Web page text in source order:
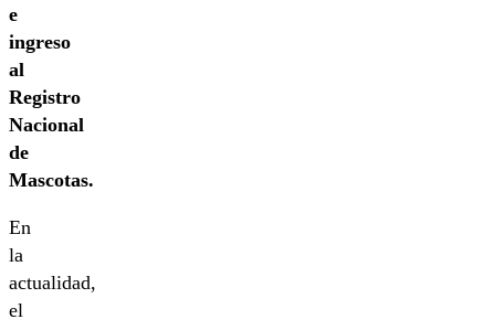
e
ingreso
al
Registro
Nacional
de
Mascotas.
En
la
actualidad,
el